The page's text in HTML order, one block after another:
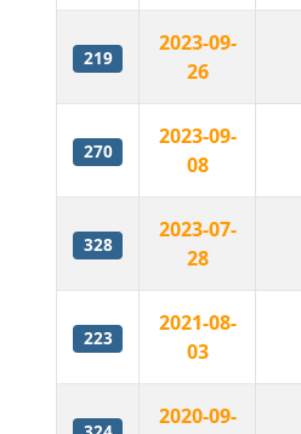
2023-09-
26
219
2023-09-
08
270
2023-07-
28
328
2021-08-
03
223
2020-09-